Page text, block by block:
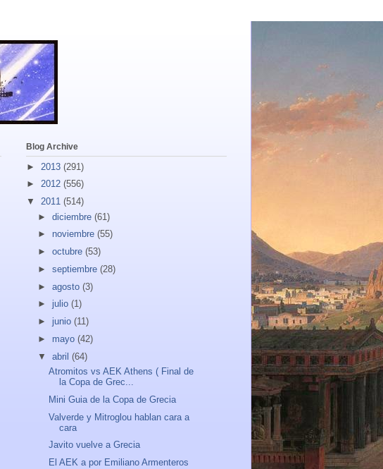
Blog Archive
► 2013 (291)
► 2012 (556)
▼ 2011 (514)
► diciembre (61)
► noviembre (55)
► octubre (53)
► septiembre (28)
► agosto (3)
► julio (1)
► junio (11)
► mayo (42)
▼ abril (64)
Atromitos vs AEK Athens ( Final de
la Copa de Grec...
Mini Guia de la Copa de Grecia
Valverde y Mitroglou hablan cara a
cara
Javito vuelve a Grecia
El AEK a por Emiliano Armenteros